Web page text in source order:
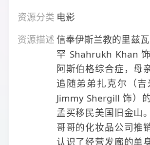
资源分类 电影
资源描述信奉伊斯兰教的里兹瓦
罕 Shahrukh Khan
阿斯伯格综合症，母
追随弟弟扎克尔（吉
Jimmy Shergill 饰）
孟买移民美国旧金山
哥哥的化妆品公司推
认识了经营发廊的单